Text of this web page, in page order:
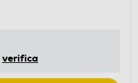
verifica